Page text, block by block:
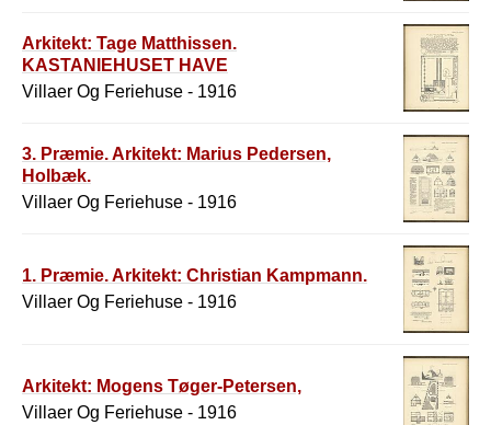
Arkitekt: Tage Matthissen.
KASTANIEHUSET HAVE
Villaer Og Feriehuse - 1916
3. Præmie. Arkitekt: Marius Pedersen,
Holbæk.
Villaer Og Feriehuse - 1916
1. Præmie. Arkitekt: Christian Kampmann.
Villaer Og Feriehuse - 1916
Arkitekt: Mogens Tøger-Petersen,
Villaer Og Feriehuse - 1916